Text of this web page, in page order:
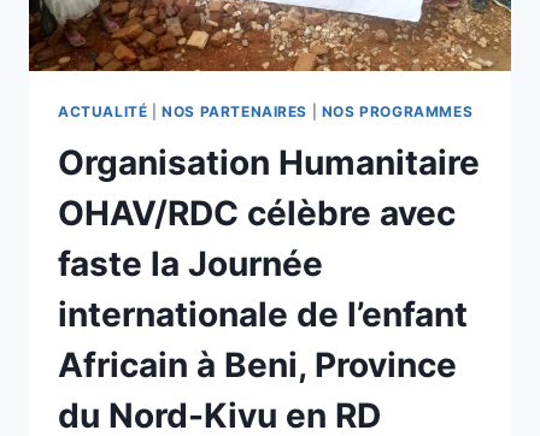
ACTUALITÉ |NOS PARTENAIRES NOS PROGRAMMES
Organisation Humanitaire
OHAV/RDC célèbre avec
faste la Journée
internationale de l’enfant
Africain à Beni, Province
du Nord-Kivu en RD